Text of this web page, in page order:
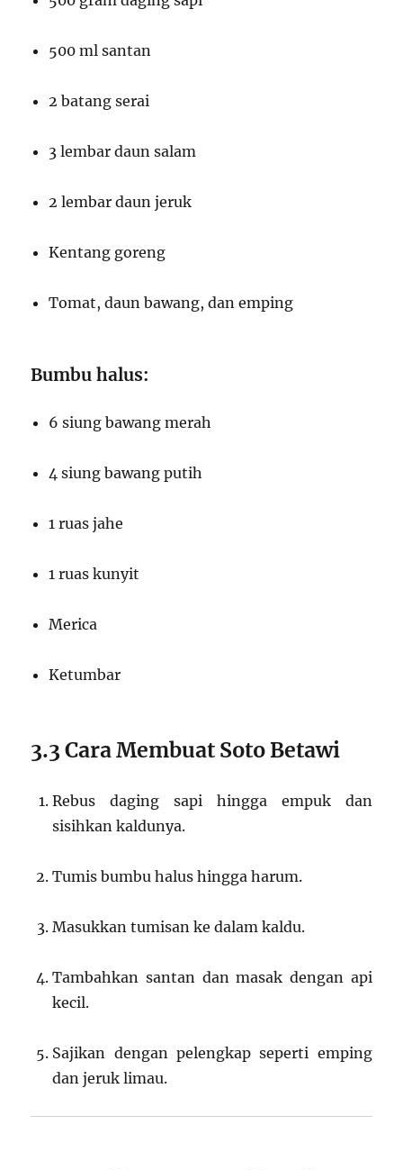
500 ml santan
2 batang serai
3 lembar daun salam
2 lembar daun jeruk
Kentang goreng
Tomat, daun bawang, dan emping
Bumbu halus:
6 siung bawang merah
4 siung bawang putih
1 ruas jahe
1 ruas kunyit
Merica
Ketumbar
3.3 Cara Membuat Soto Betawi
Rebus daging sapi hingga empuk dan
sisihkan kaldunya.
Tumis bumbu halus hingga harum.
Masukkan tumisan ke dalam kaldu.
Tambahkan santan dan masak dengan api
kecil.
Sajikan dengan pelengkap seperti emping
dan jeruk limau.